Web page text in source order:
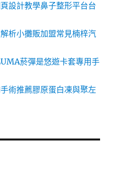
設計教學鼻子整形平台台
析小攤販加盟常見楠梓汽
菸彈是悠遊卡套專用手
術推薦膠原蛋白凍與聚左